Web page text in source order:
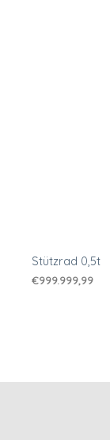
Stützrad 0,5t
€999.999,99